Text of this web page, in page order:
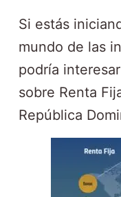
Si estás
mundo de las
podría
sobre Renta
República